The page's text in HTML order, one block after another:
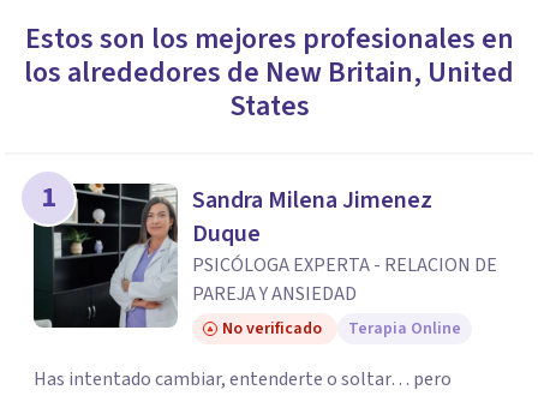
Estos son los mejores profesionales en
los alrededores de New Britain, United
States
1
Sandra Milena Jimenez
Duque
PSICÓLOGA EXPERTA - RELACION DE
PAREJA Y ANSIEDAD
No verificado Terapia Online
Has intentado cambiar, entenderte o soltar… pero